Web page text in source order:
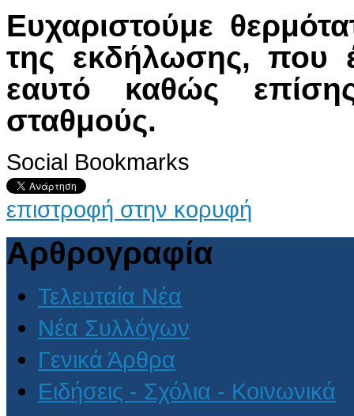
Ευχαριστούμε
της εκδήλωσης, που
εαυτό καθώς
σταθμούς.
Social Bookmarks
επιστροφή στην κορυφή
Αρθρογραφία
Τελευταία Νέα
Νέα Συλλόγων
Γενικά Άρθρα
Ειδήσεις - Σχόλια - Κοινωνικά